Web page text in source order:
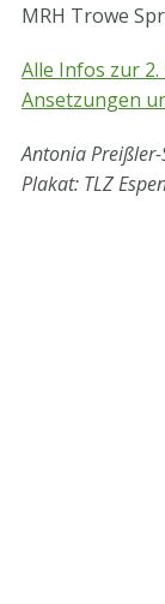
MRH Trowe
Alle Infos zur
Ansetzungen
Antonia Preißler-
Plakat: TLZ